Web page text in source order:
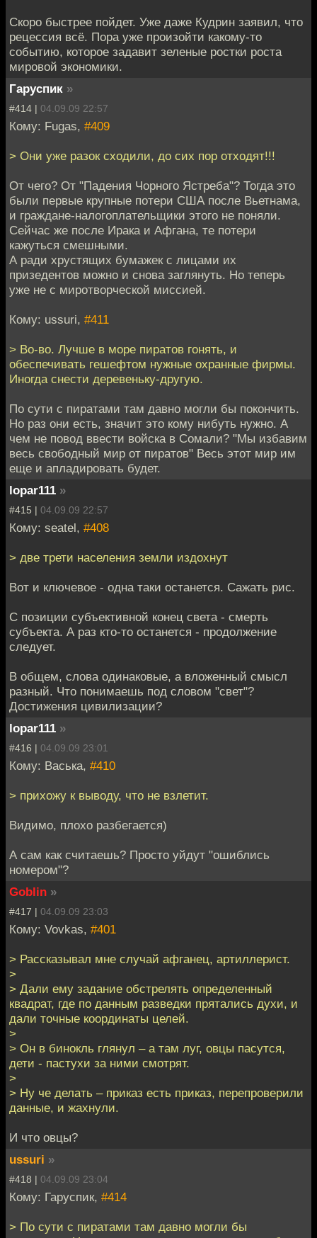
Скоро быстрее пойдет. Уже даже Кудрин заявил, что
рецессия всё. Пора уже произойти какому-то
событию, которое задавит зеленые ростки роста
мировой экономики.
Гаруспик »
#414 | 04.09.09 22:57
Кому: Fugas, #409
> Они уже разок сходили, до сих пор отходят!!!
От чего? От "Падения Чорного Ястреба"? Тогда это
были первые крупные потери США после Вьетнама,
и граждане-налогоплательщики этого не поняли.
Сейчас же после Ирака и Афгана, те потери
кажуться смешными.
А ради хрустящих бумажек с лицами их
призедентов можно и снова заглянуть. Но теперь
уже не с миротворческой миссией.
Кому: ussuri, #411
> Во-во. Лучше в море пиратов гонять, и
обеспечивать гешефтом нужные охранные фирмы.
Иногда снести деревеньку-другую.
По сути с пиратами там давно могли бы покончить.
Но раз они есть, значит это кому нибуть нужно. А
чем не повод ввести войска в Сомали? "Мы избавим
весь свободный мир от пиратов" Весь этот мир им
еще и апладировать будет.
lopar111 »
#415 | 04.09.09 22:57
Кому: seatel, #408
> две трети населения земли издохнут
Вот и ключевое - одна таки останется. Сажать рис.
С позиции субъективной конец света - смерть
субъекта. А раз кто-то останется - продолжение
следует.
В общем, слова одинаковые, а вложенный смысл
разный. Что понимаешь под словом "свет"?
Достижения цивилизации?
lopar111 »
#416 | 04.09.09 23:01
Кому: Васька, #410
> прихожу к выводу, что не взлетит.
Видимо, плохо разбегается)
А сам как считаешь? Просто уйдут "ошиблись
номером"?
Goblin »
#417 | 04.09.09 23:03
Кому: Vovkas, #401
> Рассказывал мне случай афганец, артиллерист.
>
> Дали ему задание обстрелять определенный
квадрат, где по данным разведки прятались духи, и
дали точные координаты целей.
>
> Он в бинокль глянул – а там луг, овцы пасутся,
дети - пастухи за ними смотрят.
>
> Ну че делать – приказ есть приказ, перепроверили
данные, и жахнули.
И что овцы?
ussuri »
#418 | 04.09.09 23:04
Кому: Гаруспик, #414
> По сути с пиратами там давно могли бы